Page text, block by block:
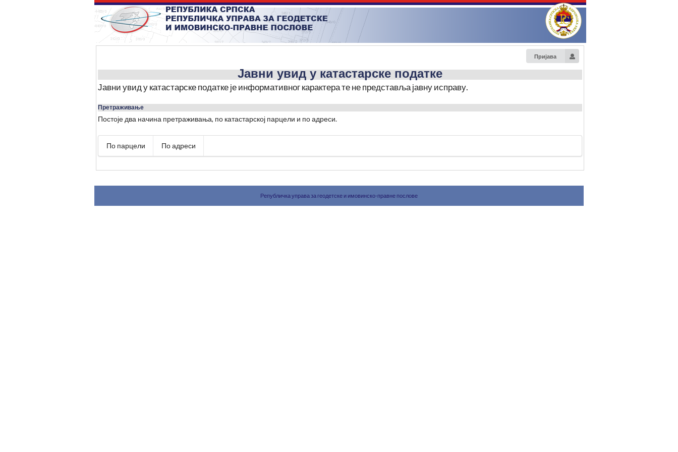
Пријава
Јавни увид у катастарске податке
Јавни увид у катастарске податке је информативног карактера те не представља јавну исправу.
Претраживање
Постоје два начина претраживања, по катастарској парцели и по адреси.
По парцели По адреси
Републичка управа за геодетске и имовинско-правне послове